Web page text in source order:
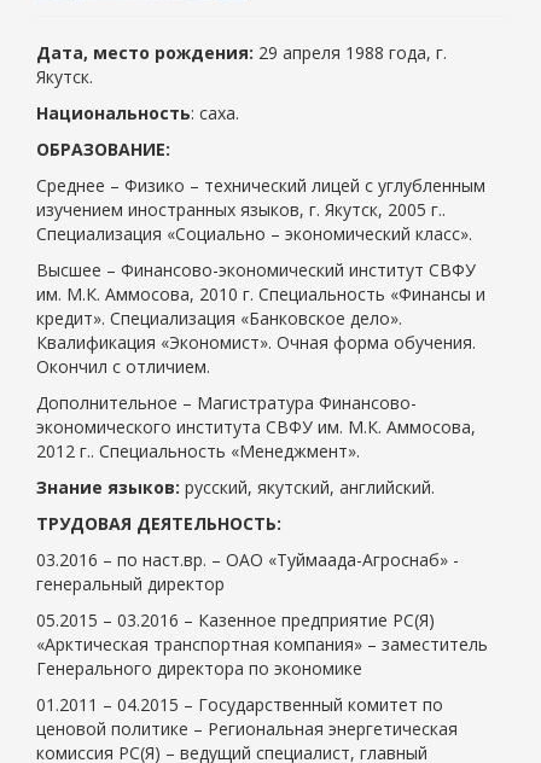
Дата, место рождения: 29 апреля 1988 года, г.
Якутск.
Национальность: саха.
ОБРАЗОВАНИЕ:
Среднее – Физико – технический лицей с углубленным
изучением иностранных языков, г. Якутск, 2005 г..
Специализация «Социально – экономический класс».
Высшее – Финансово-экономический институт СВФУ
им. М.К. Аммосова, 2010 г. Специальность «Финансы и
кредит». Специализация «Банковское дело».
Квалификация «Экономист». Очная форма обучения.
Окончил с отличием.
Дополнительное – Магистратура Финансово-
экономического института СВФУ им. М.К. Аммосова,
2012 г.. Специальность «Менеджмент».
Знание языков: русский, якутский, английский.
ТРУДОВАЯ ДЕЯТЕЛЬНОСТЬ:
03.2016 – по наст.вр. – ОАО «Туймаада-Агроснаб» -
генеральный директор
05.2015 – 03.2016 – Казенное предприятие РС(Я)
«Арктическая транспортная компания» – заместитель
Генерального директора по экономике
01.2011 – 04.2015 – Государственный комитет по
ценовой политике – Региональная энергетическая
комиссия РС(Я) – ведущий специалист, главный